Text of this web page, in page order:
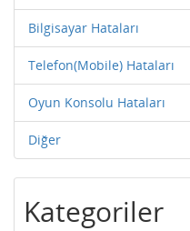
Bilgisayar Hataları
Telefon(Mobile) Hataları
Oyun Konsolu Hataları
Diğer
Kategoriler